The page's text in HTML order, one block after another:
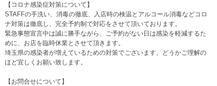
【コロナ感染症対策について】
STAFFの手洗い、消毒の徹底、入店時の検温とアルコール消毒などコロ
ナ対策は徹底し、完全予約制で対応をさせて頂いております。
緊急事態宣言中は誠に勝手ながら、ご予約がない日は感染を軽減するた
めに、お店を臨時休業とさせて頂きます。
埼玉県の感染者が増えているための対策でございます。どうかご理解の
ほど宜しくお願い致します。
【お問合せについて】